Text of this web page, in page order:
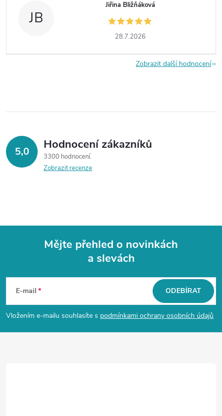
JB
Jiřina Bližňáková
28.7.2026
Zobrazit další hodnocení
5,0 Hodnocení zákazníků
3300 hodnocení
Zobrazit recenze
p
Mějte přehled o novinkách
a slevách
E-mail
Vložením e-mailu souhlasíte s podmínkami ochrany osobních údajů
ODEBÍRAT